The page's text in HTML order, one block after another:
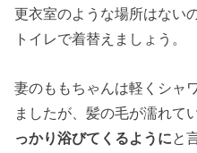
更衣室のような場所はない
トイレで着替えましょう。
妻のももちゃんは軽くシャ
ましたが、髪の毛が濡れて
っかり浴びてくるようにと